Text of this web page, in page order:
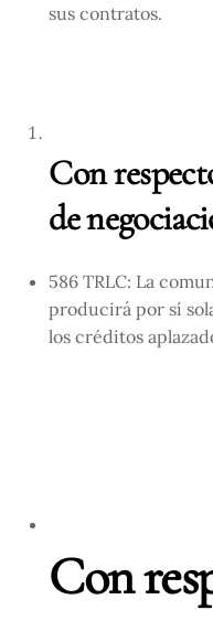
sus contratos.
Con
de
586 TRLC: La
producirá por sí
los créditos
Con